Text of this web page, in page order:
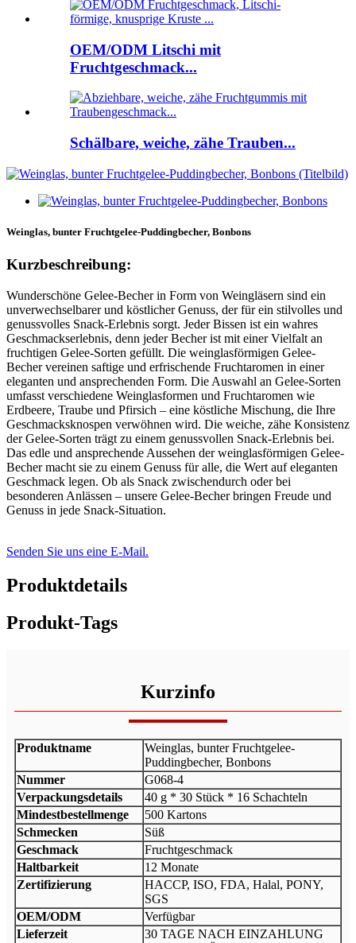
OEM/ODM Litschi mit
Fruchtgeschmack...
Schälbare, weiche, zähe Trauben...
Weinglas, bunter Fruchtgelee-Puddingbecher, Bonbons
Kurzbeschreibung:
Wunderschöne Gelee-Becher in Form von Weingläsern sind ein
unverwechselbarer und köstlicher Genuss, der für ein stilvolles und
genussvolles Snack-Erlebnis sorgt. Jeder Bissen ist ein wahres
Geschmackserlebnis, denn jeder Becher ist mit einer Vielfalt an
fruchtigen Gelee-Sorten gefüllt. Die weinglasförmigen Gelee-
Becher vereinen saftige und erfrischende Fruchtaromen in einer
eleganten und ansprechenden Form. Die Auswahl an Gelee-Sorten
umfasst verschiedene Weinglasformen und Fruchtaromen wie
Erdbeere, Traube und Pfirsich – eine köstliche Mischung, die Ihre
Geschmacksknospen verwöhnen wird. Die weiche, zähe Konsistenz
der Gelee-Sorten trägt zu einem genussvollen Snack-Erlebnis bei.
Das edle und ansprechende Aussehen der weinglasförmigen Gelee-
Becher macht sie zu einem Genuss für alle, die Wert auf eleganten
Geschmack legen. Ob als Snack zwischendurch oder bei
besonderen Anlässen – unsere Gelee-Becher bringen Freude und
Genuss in jede Snack-Situation.
Senden Sie uns eine E-Mail.
Produktdetails
Produkt-Tags
Kurzinfo
Produktname
Weinglas, bunter Fruchtgelee-
Puddingbecher, Bonbons
Nummer
G068-4
Verpackungsdetails
40 g * 30 Stück * 16 Schachteln
Mindestbestellmenge
500 Kartons
Schmecken
Süß
Geschmack
Fruchtgeschmack
Haltbarkeit
12 Monate
Zertifizierung
HACCP, ISO, FDA, Halal, PONY,
SGS
OEM/ODM
Verfügbar
Lieferzeit
30 TAGE NACH EINZAHLUNG